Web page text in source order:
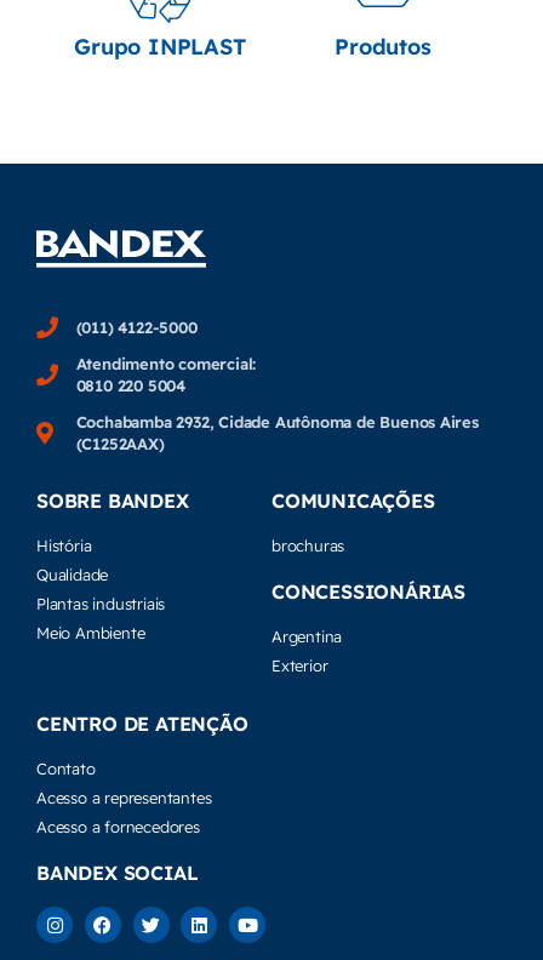
Grupo INPLAST Produtos
(011) 4122-5000
Atendimento comercial:
0810 220 5004
Cochabamba 2932, Cidade Autônoma de Buenos Aires
(C1252AAX)
SOBRE BANDEX
História
Qualidade
Plantas industriais
Meio Ambiente
COMUNICAÇÕES
brochuras
CONCESSIONÁRIAS
Argentina
Exterior
CENTRO DE ATENÇÃO
Contato
Acesso a representantes
Acesso a fornecedores
BANDEX SOCIAL